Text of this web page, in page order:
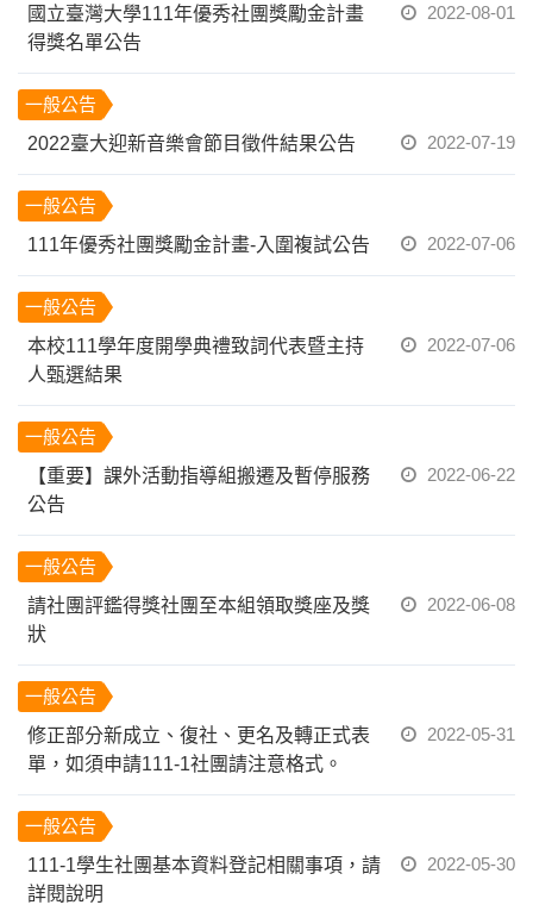
國立臺灣大學111年優秀社團獎勵金計畫
得獎名單公告
2022-08-01
一般公告
2022臺大迎新音樂會節目徵件結果公告
2022-07-19
一般公告
111年優秀社團獎勵金計畫-入圍複試公告
2022-07-06
一般公告
本校111學年度開學典禮致詞代表暨主持
人甄選結果
2022-07-06
一般公告
【重要】課外活動指導組搬遷及暫停服務
公告
2022-06-22
一般公告
請社團評鑑得獎社團至本組領取獎座及獎
狀
2022-06-08
一般公告
修正部分新成立、復社、更名及轉正式表
單，如須申請111-1社團請注意格式。
2022-05-31
一般公告
111-1學生社團基本資料登記相關事項，請
詳閱說明
2022-05-30